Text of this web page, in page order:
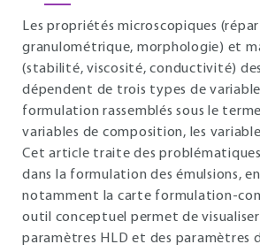
Les propriétés microscopiques
granulométrique, morphologie) et
(stabilité, viscosité, conductivité)
dépendent de trois types de
formulation rassemblés sous le
variables de composition, les
Cet article traite des
dans la formulation des émulsions,
notamment la carte formulation-
outil conceptuel permet de visualiser
paramètres HLD et des paramètres